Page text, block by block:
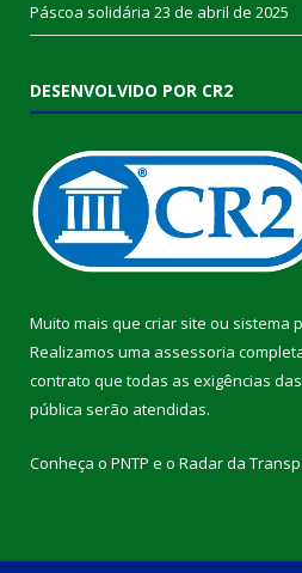
Páscoa solidária 23 de abril de 2025
DESENVOLVIDO POR CR2
Muito mais que criar site ou sistema
Realizamos uma assessoria
contrato que todas as exigências das
pública serão atendidas.
Conheça o PNTP e o Radar da